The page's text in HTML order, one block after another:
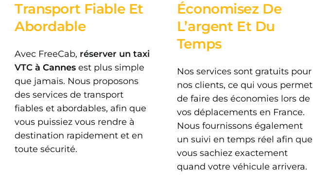
Transport Fiable Et
Abordable
Avec FreeCab, réserver un taxi
VTCà Cannesest plus simple
que jamais. Nous proposons
des services de transport
fiables et abordables, afin que
vous puissiez vous rendre à
destination rapidement et en
toute sécurité.
Économisez De
L’argent Et Du
Temps
Nos services sont gratuits pour
nos clients, ce qui vous permet
de faire des économies lors de
vos déplacements en France.
Nous fournissons également
un suivi en temps réel afin que
vous sachiez exactement
quand votre véhicule arrivera.